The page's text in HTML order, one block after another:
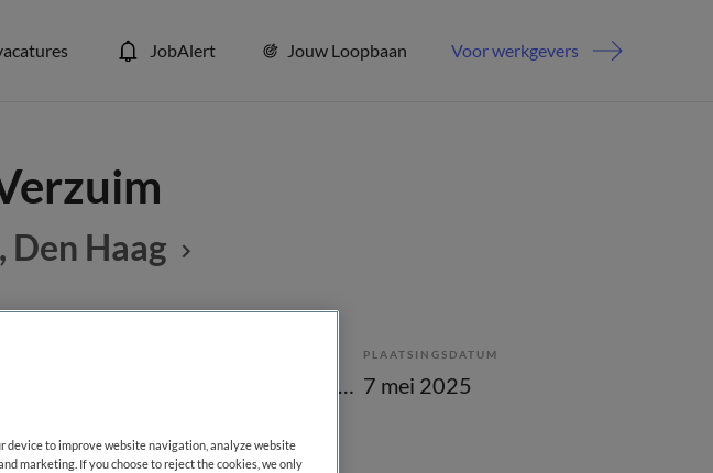
JobAlert Jouw Loopbaan Voor werkgevers
Den Haag
Tijdelijk met uitzicht op vast
PLAATSINGSDATUM
7 mei 2025
device to improve website navigation, analyze website
marketing. If you choose to reject the cookies, we only